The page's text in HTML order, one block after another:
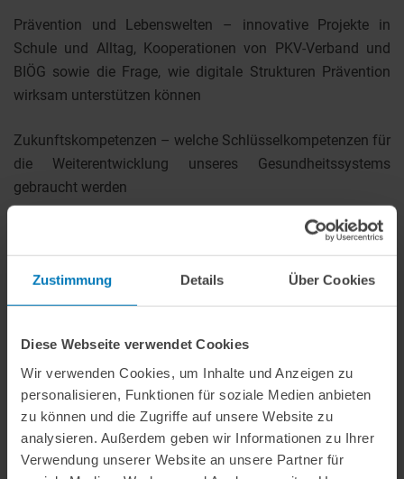
Zustimmung Details Über Cookies
Diese Webseite verwendet Cookies
Wir verwenden Cookies, um Inhalte und Anzeigen zu
personalisieren, Funktionen für soziale Medien anbieten
zu können und die Zugriffe auf unsere Website zu
analysieren. Außerdem geben wir Informationen zu Ihrer
Verwendung unserer Website an unsere Partner für
Prävention und Lebenswelten – innovative Projekte in
Schule und Alltag, Kooperationen von PKV-Verband und
BIÖG sowie die Frage, wie digitale Strukturen Prävention
wirksam unterstützen können
Zukunftskompetenzen – welche Schlüsselkompetenzen für
die Weiterentwicklung unseres Gesundheitssystems
gebraucht werden
Dazu sind aktuell zwei zusammenfassende Artikel von Dr.
Christian Jacke und Dr. Frank Wild erschienen.
Link zum Artikel in
Link zum Artikel imMonitor Versorgungsforschung
Weitere Informationen